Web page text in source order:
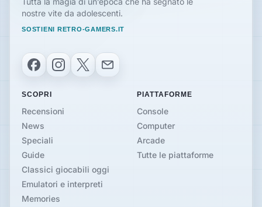
nostre vite da adolescenti.
SOSTIENI RETRO-GAMERS.IT
FacebookInstagram
X Email
SCOPRI
Recensioni
News
Speciali
Guide
Classici giocabili oggi
Emulatori e interpreti
Memories
PIATTAFORME
Console
Computer
Arcade
Tutte le piattaforme